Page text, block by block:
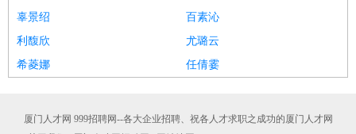
辜景绍
百素沁
利馥欣
尤璐云
希菱娜
任倩霎
厦门人才网 999招聘网--各大企业招聘、祝各人才求职之成功的厦门人才网